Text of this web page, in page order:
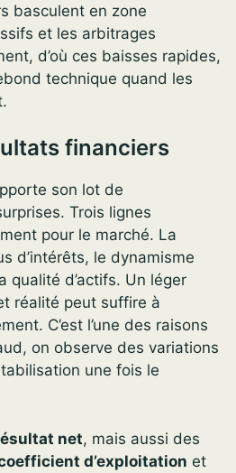
basculent en zone
et les arbitrages
d’où ces baisses rapides,
technique quand les
financiers
son lot de
Trois lignes
pour le marché. La
d’intérêts, le dynamisme
qualité d’actifs. Un léger
réalité peut suffire à
C’est l’une des raisons
on observe des variations
une fois le
net, mais aussi des
d’exploitation et